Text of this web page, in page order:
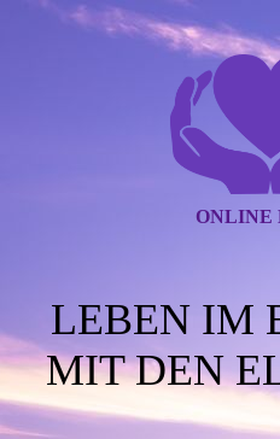
ONLINE
LEBEN IM
MIT DEN